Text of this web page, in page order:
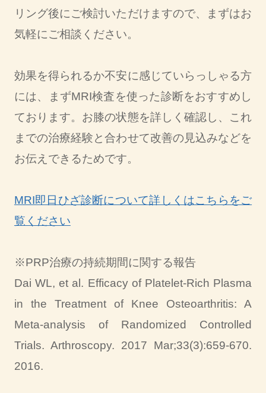
リング後にご検討いただけますので、まずはお
気軽にご相談ください。
効果を得られるか不安に感じていらっしゃる方
には、まずMRI検査を使った診断をおすすめし
ております。お膝の状態を詳しく確認し、これ
までの治療経験と合わせて改善の見込みなどを
お伝えできるためです。
MRI即日ひざ診断について詳しくはこちらをご
覧ください
※PRP治療の持続期間に関する報告
Dai WL, et al. Efficacy of Platelet-Rich Plasma
in the Treatment of Knee Osteoarthritis: A
Meta-analysis of Randomized Controlled
Trials. Arthroscopy. 2017 Mar;33(3):659-670.
2016.